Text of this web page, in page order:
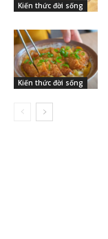
Kiến thức đời sống
Kiến thức đời sống